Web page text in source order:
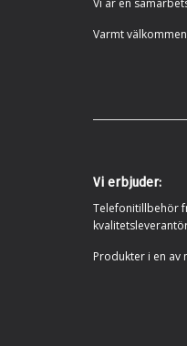
Vi är en
Varmt
Vi erbjuder:
Telefonitillbehör
Produkter i en av